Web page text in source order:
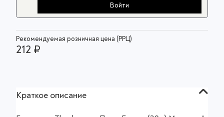
Войти
Рекомендуемая розничная цена (РРЦ)
212 ₽
Краткое описание